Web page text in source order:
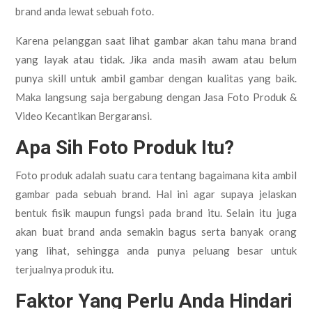
brand anda lewat sebuah foto.
Karena pelanggan saat lihat gambar akan tahu mana brand
yang layak atau tidak. Jika anda masih awam atau belum
punya skill untuk ambil gambar dengan kualitas yang baik.
Maka langsung saja bergabung dengan Jasa Foto Produk &
Video Kecantikan Bergaransi.
Apa Sih Foto Produk Itu?
Foto produk adalah suatu cara tentang bagaimana kita ambil
gambar pada sebuah brand. Hal ini agar supaya jelaskan
bentuk fisik maupun fungsi pada brand itu. Selain itu juga
akan buat brand anda semakin bagus serta banyak orang
yang lihat, sehingga anda punya peluang besar untuk
terjualnya produk itu.
Faktor Yang Perlu Anda Hindari